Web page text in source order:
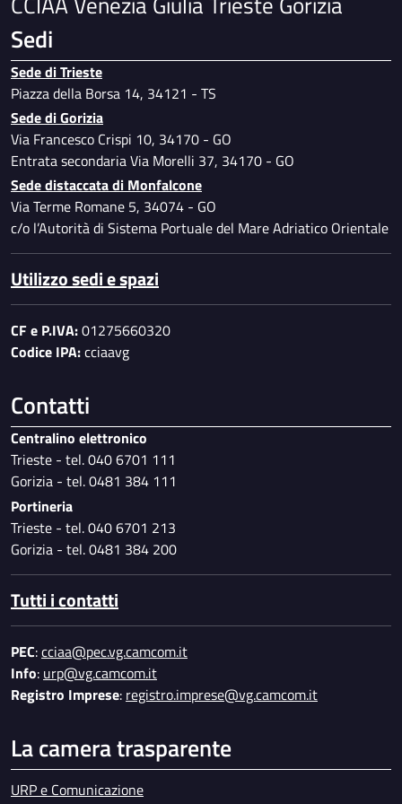
Piano per l'utilizzo del telelavoro
Specimen firme autorizzate
Dati ulteriori
Sedi
Sede di Trieste
Piazza della Borsa 14, 34121 - TS
Sede di Gorizia
Via Francesco Crispi 10, 34170 - GO
Entrata secondaria Via Morelli 37, 34170 - GO
Sede distaccata di Monfalcone
Via Terme Romane 5, 34074 - GO
c/o l’Autorità di Sistema Portuale del Mare Adriatico Orientale
Utilizzo sedi e spazi
CF e P.IVA:01275660320
Codice IPA:cciaavg
Contatti
Centralino elettronico
Trieste - tel. 040 6701 111
Gorizia - tel. 0481 384 111
Portineria
Trieste - tel. 040 6701 213
Gorizia - tel. 0481 384 200
Tutti i contatti
PEC:cciaa@pec.vg.camcom.it
Info: urp@vg.camcom.it
Registro Imprese: registro.imprese@vg.camcom.it
La camera trasparente
URP e Comunicazione